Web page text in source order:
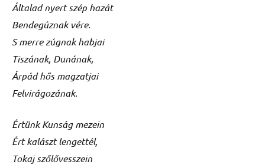
Általad nyert szép hazát
Bendegúznak vére.
S merre zúgnak habjai
Tiszának, Dunának,
Árpád hős magzatjai
Felvirágozának.
Értünk Kunság mezein
Ért kalászt lengettél,
Tokaj szőlővesszein